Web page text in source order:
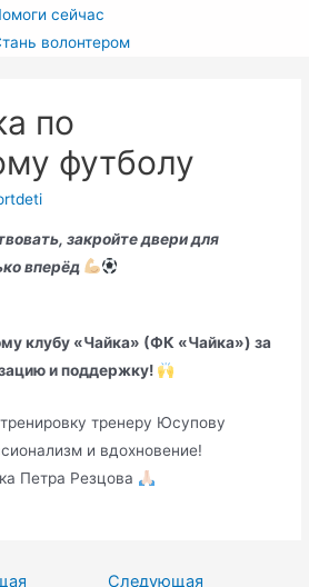
сейчас
волонтером
по
футболу
закройте двери для
вперёд
клубу «Чайка» (ФК «Чайка») за
и поддержку!
тренеру Юсупову
и вдохновение!
Петра Резцова
Следующая